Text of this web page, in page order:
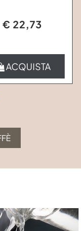
€ 22,73
ACQUISTA